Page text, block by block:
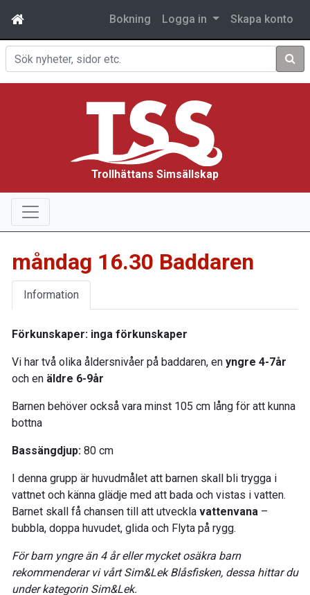
Bokning Logga in Skapa konto
Sök
Trollhättans Simsällskap
måndag 16.30 Baddaren
Information
Förkunskaper: inga förkunskaper
Vi har två olika åldersnivåer på baddaren, en yngre 4-7år
och en äldre 6-9år
Barnen behöver också vara minst 105 cm lång för att kunna
bottna
Bassängdjup: 80 cm
I denna grupp är huvudmålet att barnen skall bli trygga i
vattnet och känna glädje med att bada och vistas i vatten.
Barnet skall få chansen till att utveckla vattenvana –
bubbla, doppa huvudet, glida och Flyta på rygg.
För barn yngre än 4 år eller mycket osäkra barn
rekommenderar vi vårt Sim&Lek Blåsfisken, dessa hittar du
under kategorin Sim&Lek.